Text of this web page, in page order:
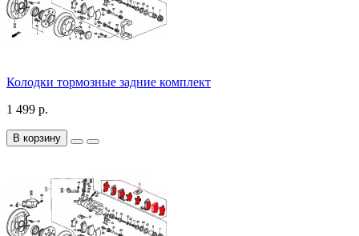
Колодки тормозные задние комплект
1 499 р.
В корзину